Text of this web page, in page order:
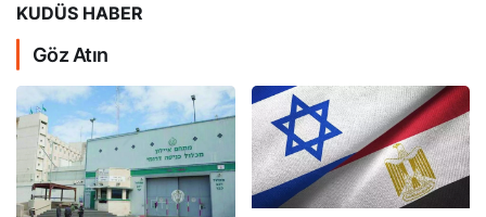
KUDÜS HABER
Göz Atın